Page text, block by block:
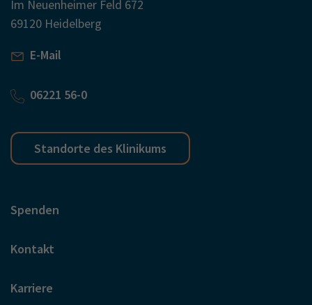
Im Neuenheimer Feld 672
69120 Heidelberg
E-Mail
06221 56-0
Standorte des Klinikums
Spenden
Kontakt
Karriere